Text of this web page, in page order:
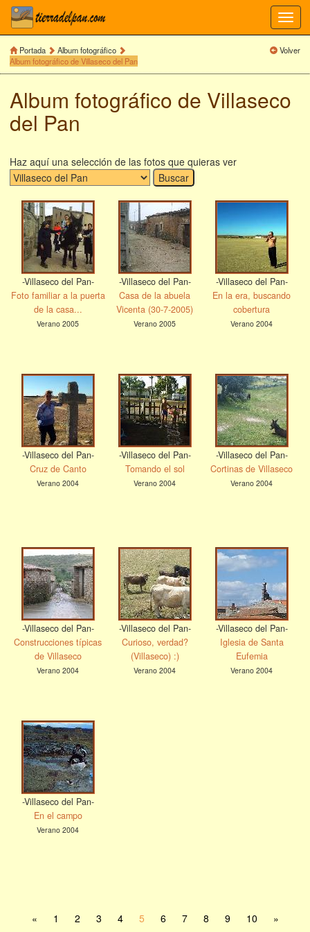
Portada
Album fotográfico
Album fotográfico de Villaseco del Pan
Volver
Album fotográfico de Villaseco
del Pan
Haz aquí una selección de las fotos que quieras ver
-Villaseco del Pan-
Foto familiar a la puerta
de la casa...
Verano 2005
-Villaseco del Pan-
Casa de la abuela
Vicenta (30-7-2005)
Verano 2005
-Villaseco del Pan-
En la era, buscando
cobertura
Verano 2004
-Villaseco del Pan-
Cruz de Canto
Verano 2004
-Villaseco del Pan-
Tomando el sol
Verano 2004
-Villaseco del Pan-
Cortinas de Villaseco
Verano 2004
-Villaseco del Pan-
Construcciones típicas
de Villaseco
Verano 2004
-Villaseco del Pan-
Curioso, verdad?
(Villaseco) :)
Verano 2004
-Villaseco del Pan-
Iglesia de Santa
Eufemia
Verano 2004
-Villaseco del Pan-
En el campo
Verano 2004
« 1 2 3 4 5 6 7 8 9 10 »